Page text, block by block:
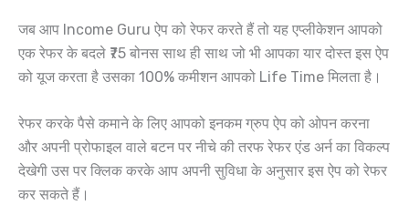
जब आप Income Guru ऐप को रेफर करते हैं तो यह एप्लीकेशन आपको
एक रेफर के बदले ₹75 बोनस साथ ही साथ जो भी आपका यार दोस्त इस ऐप
को यूज करता है उसका 100% कमीशन आपको Life Time मिलता है।
रेफर करके पैसे कमाने के लिए आपको इनकम ग्रुप ऐप को ओपन करना
और अपनी प्रोफाइल वाले बटन पर नीचे की तरफ रेफर एंड अर्न का विकल्प
देखेगी उस पर क्लिक करके आप अपनी सुविधा के अनुसार इस ऐप को रेफर
कर सकते हैं।